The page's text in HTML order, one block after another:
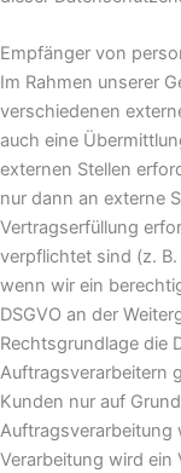
Empfänger von
Im Rahmen unserer
verschiedenen
auch eine
externen Stellen
nur dann an externe
Vertragserfüllung
verpflichtet sind (z.
wenn wir ein
DSGVO an der
Rechtsgrundlage die
Auftragsverarbeitern
Kunden nur auf
Auftragsverarbeitung
Verarbeitung wird ein